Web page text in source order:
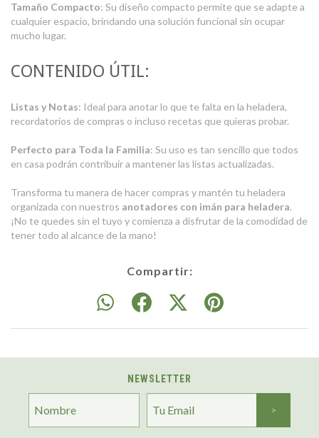
Tamaño Compacto: Su diseño compacto permite que se adapte a
cualquier espacio, brindando una solución funcional sin ocupar
mucho lugar.
CONTENIDO ÚTIL:
Listas y Notas: Ideal para anotar lo que te falta en la heladera,
recordatorios de compras o incluso recetas que quieras probar.
Perfecto para Toda la Familia: Su uso es tan sencillo que todos
en casa podrán contribuir a mantener las listas actualizadas.
Transforma tu manera de hacer compras y mantén tu heladera
organizada con nuestros anotadores con imán para heladera.
¡No te quedes sin el tuyo y comienza a disfrutar de la comodidad de
tener todo al alcance de la mano!
Compartir:
NEWSLETTER